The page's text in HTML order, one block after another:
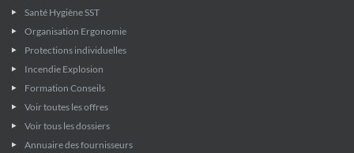
Santé Hygiène SST
Organisation Ergonomie
Protections individuelles
Incendie Explosion
Formation Conseils
Voir toutes les offres
Voir tous les dossiers
Annuaire des fournisseurs